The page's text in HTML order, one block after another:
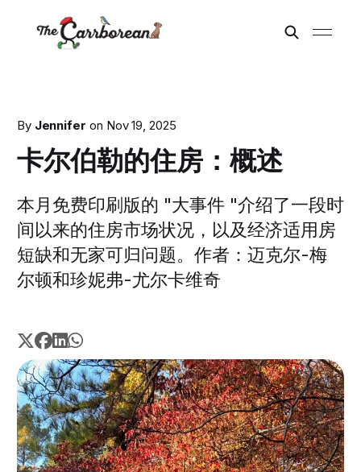
By Jennifer on Nov 19, 2025
卡尔伯勒的住房：概述
本月免费印刷版的 "大事件 "介绍了一段时
间以来的住房市场状况，以及经济适用房
短缺和无家可归问题。作者：迈克尔-梅
尔顿和珍妮弗-尤尔卡维奇